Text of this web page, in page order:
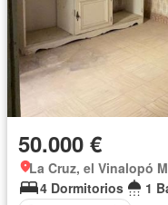
50.000 €
La Cruz, el Vinalopó
4 Dormitorios
1